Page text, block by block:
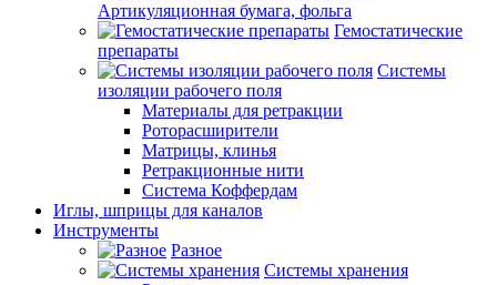
Артикуляционная бумага, фольга
Гемостатические
препараты
Системы
изоляции рабочего поля
Материалы для ретракции
Роторасширители
Матрицы, клинья
Ретракционные нити
Система Коффердам
Иглы, шприцы для каналов
Инструменты
Разное
Системы хранения